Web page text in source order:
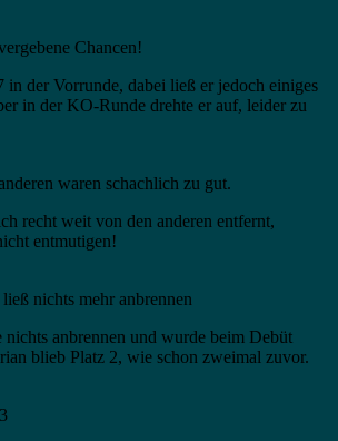
Chancen!
in der Vorrunde, dabei ließ er jedoch einiges
in der KO-Runde drehte er auf, leider zu
waren schachlich zu gut.
recht weit von den anderen entfernt,
entmutigen!
nichts mehr anbrennen
nichts anbrennen und wurde beim Debüt
blieb Platz 2, wie schon zweimal zuvor.